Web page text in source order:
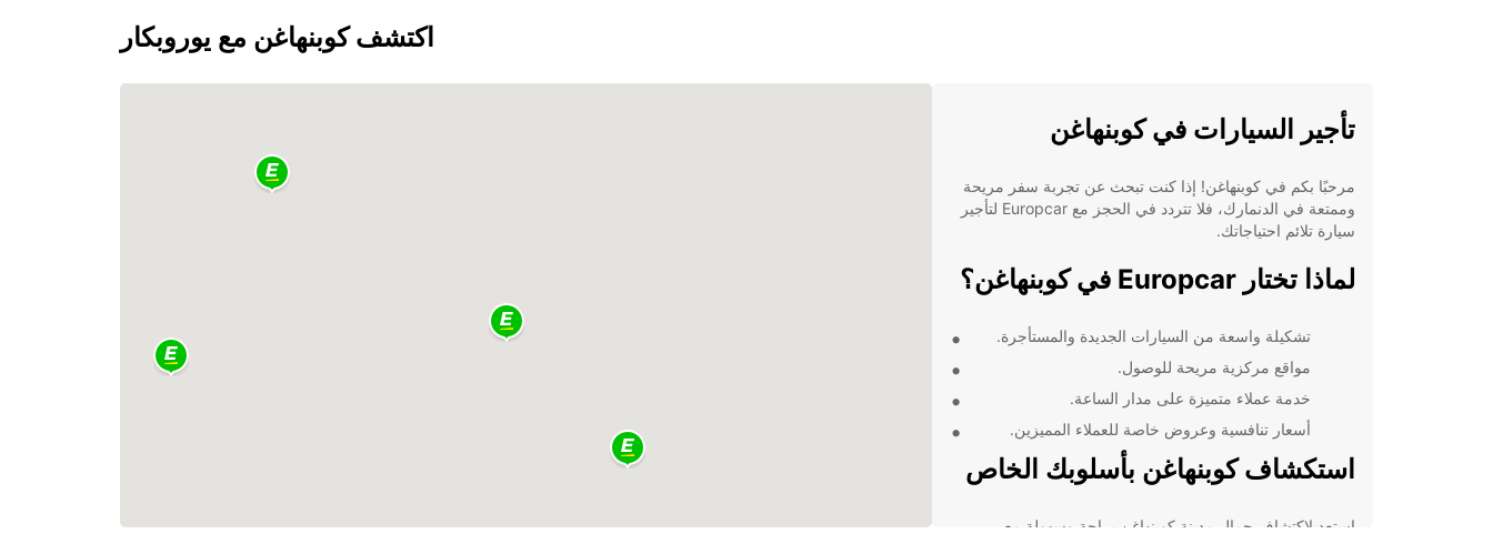
اكتشف كوبنهاغن مع يوروبكار
تأجير السيارات في كوبنهاغن
مرحبًا بكم في كوبنهاغن! إذا كنت تبحث عن تجربة سفر مريحة
وممتعة في الدنمارك، فلا تتردد في الحجز مع Europcar لتأجير
سيارة تلائم احتياجاتك.
لماذا تختار Europcar في كوبنهاغن؟
تشكيلة واسعة من السيارات الجديدة والمستأجرة.
مواقع مركزية مريحة للوصول.
خدمة عملاء متميزة على مدار الساعة.
أسعار تنافسية وعروض خاصة للعملاء المميزين.
استكشاف كوبنهاغن بأسلوبك الخاص
استعد لاكتشاف جمال مدينة كوبنهاغن براحة وسهولة مع